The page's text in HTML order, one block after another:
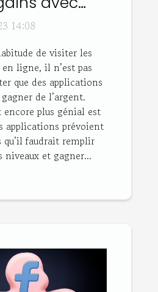
?
14:08
de visiter les
ligne, il n’est pas
que des applications
de l’argent.
encore plus génial est
applications prévoient
faudrait remplir
niveaux et gagner...